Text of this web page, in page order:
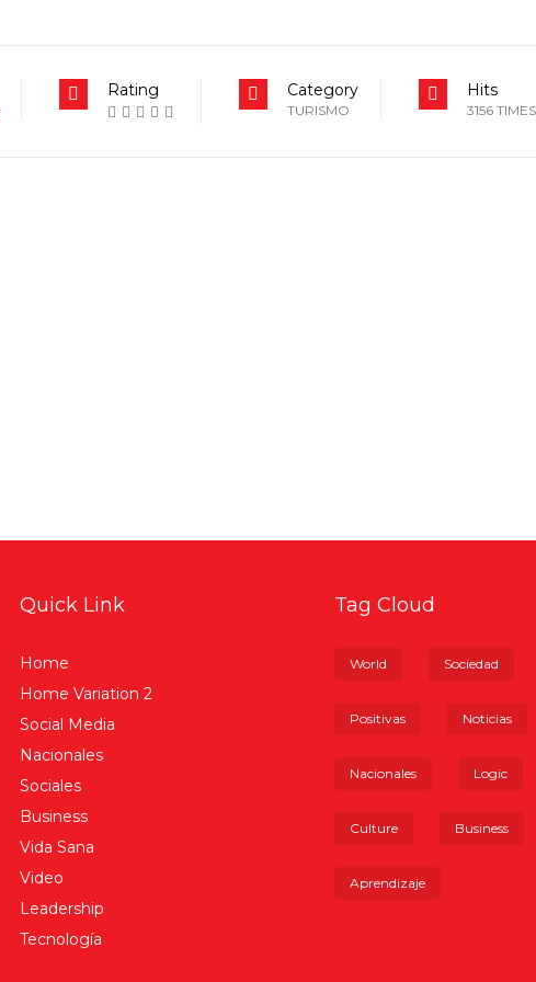
Rating Category
TURISMO
Hits
3156 TIMES
Quick Link
Home
Home Variation 2
Social Media
Nacionales
Sociales
Business
Vida Sana
Video
Leadership
Tecnología
Tag Cloud
World Sociedad
Positivas Noticias
Nacionales Logic
Culture Business
Aprendizaje